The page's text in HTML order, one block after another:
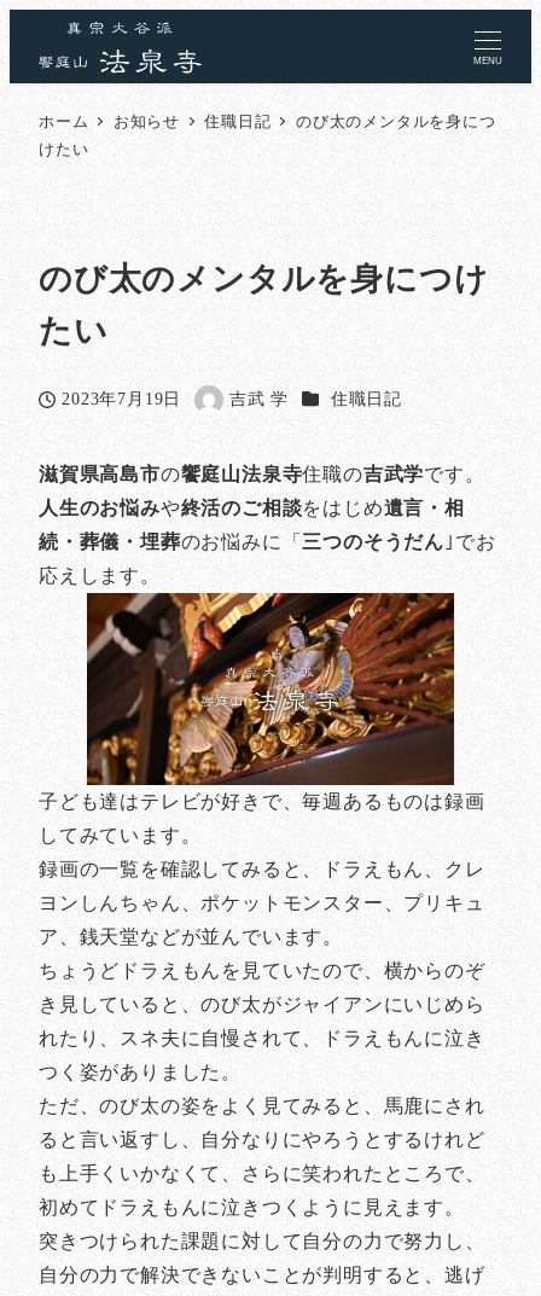
MENU
ホーム お知らせ 住職日記
のび太のメンタルを身につ
けたい
のび太のメンタルを身につけ
たい
投稿日
2023年7月19日
著
吉武 学 カテゴリー
住職日記
滋賀県高島市の饗庭山法泉寺住職の吉武学です。
人生のお悩みや終活のご相談をはじめ遺言・相
続・葬儀・埋葬のお悩みに「 三つのそうだん ｣でお
応えします。
子ども達はテレビが好きで、毎週あるものは録画
してみています。
録画の一覧を確認してみると、ドラえもん、クレ
ヨンしんちゃん、ポケットモンスター、プリキュ
ア、銭天堂などが並んでいます。
ちょうどドラえもんを見ていたので、横からのぞ
き見していると、のび太がジャイアンにいじめら
れたり、スネ夫に自慢されて、ドラえもんに泣き
つく姿がありました。
ただ、のび太の姿をよく見てみると、馬鹿にされ
ると言い返すし、自分なりにやろうとするけれど
も上手くいかなくて、さらに笑われたところで、
初めてドラえもんに泣きつくように見えます。
突きつけられた課題に対して自分の力で努力し、
自分の力で解決できないことが判明すると、逃げ